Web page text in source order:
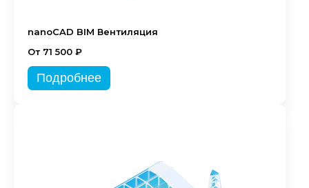
nanoCAD BIM Вентиляция
От 71 500 ₽
Подробнее